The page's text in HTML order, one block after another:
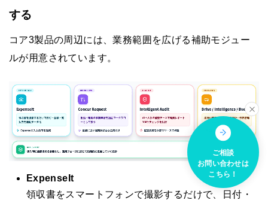
する
コア3製品の周辺には、業務範囲を広げる補助モジュー
ルが用意されています。
ExpenseIt
領収書をスマートフォンで撮影するだけで、日付・
ご相談
お問い合わせは
こちら！